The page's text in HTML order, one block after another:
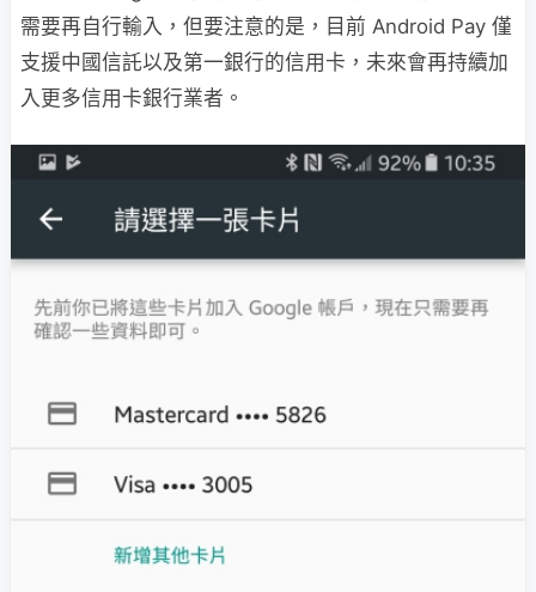
需要再自行輸入，但要注意的是，目前 Android Pay 僅
支援中國信託以及第一銀行的信用卡，未來會再持續加
入更多信用卡銀行業者。